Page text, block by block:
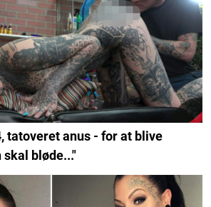
tatoveret anus - for at blive
bløde..."